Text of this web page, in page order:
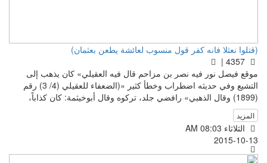
(قتلوا نعثلا فانه كفر قول منسوب لعائشة يطعن بعثمان)
موقع فيصل نور فيه نصر بن مزاحم قال فيه العقيلي» كان يذهب إلى
التشيع وفي حديثه اضطراب وخطأ كثير «(الضعفاء للعقيلي (4/ 3) رقم
(1899) وقال الذهبي» رافضي جلد، تركوه وقال أبوخيثمة: كان كذاباً،
المزيد
الثلاثاء AM 08:03
2015-10-13